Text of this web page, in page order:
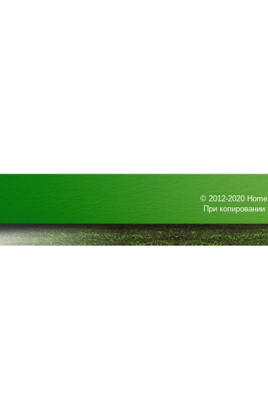
© 2012-2020
При